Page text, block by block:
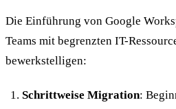
Die Einführung von Google
Teams mit begrenzten IT-
bewerkstelligen:
Schrittweise Migration: